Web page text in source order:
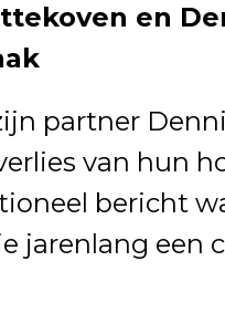
en
partner
van hun
bericht
jarenlang een